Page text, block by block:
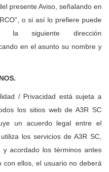
presente Aviso, señalando en
o si así lo prefiere puede
siguiente dirección
en el asunto su nombre y
/ Privacidad está sujeta a
los sitios web de A3R SC
un acuerdo legal entre el
los servicios de A3R SC,
acordado los términos antes
con ellos, el usuario no deberá